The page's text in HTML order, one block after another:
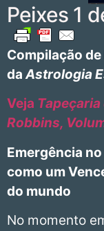
Peixes 1
Compilação de
daAstrologia
Veja
Robbins,
Emergência
como um
do mundo
No momento